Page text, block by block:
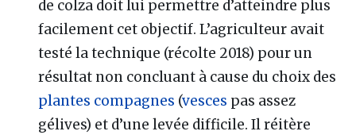
de colza doit lui permettre d’atteindre plus
facilement cet objectif. L’agriculteur avait
testé la technique (récolte 2018) pour un
résultat non concluant à cause du choix des
plantes compagnes (vesces pas assez
gélives) et d’une levée difficile. Il réitère